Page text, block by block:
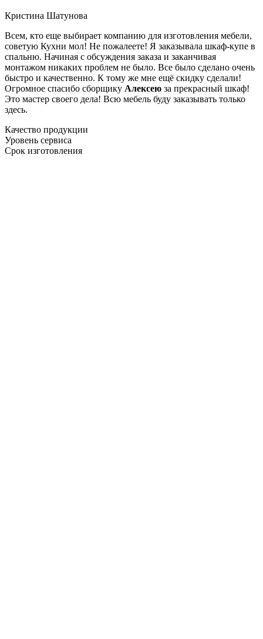
Кристина Шатунова
Всем, кто еще выбирает компанию для изготовления мебели,
советую Кухни мол! Не пожалеете! Я заказывала шкаф-купе в
спальню. Начиная с обсуждения заказа и заканчивая
монтажом никаких проблем не было. Все было сделано очень
быстро и качественно. К тому же мне ещё скидку сделали!
Огромное спасибо сборщику Алексею за прекрасный шкаф!
Это мастер своего дела! Всю мебель буду заказывать только
здесь.
Качество продукции
Уровень сервиса
Срок изготовления